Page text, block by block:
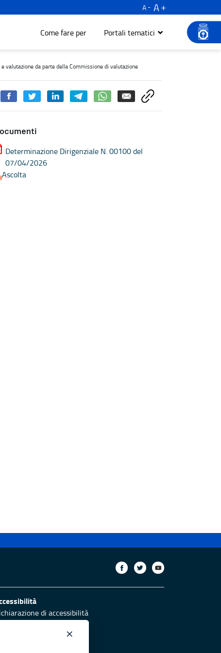
A
A
Come fare per Portali tematici
sostanziale e valutazione da parte della Commissione di
valutazione da parte della Commissione di valutazione
Determinazione Dirigenziale N. 00100 del
07/04/2026
Ascolta
di accessibilità
di accessibilità
×